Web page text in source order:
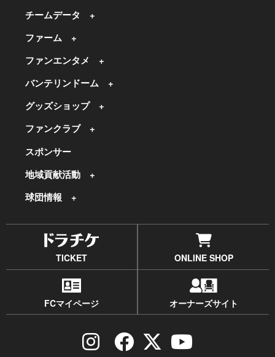
チームデータ
ファーム
ファンエンタメ
バンテリンドーム
グッズショップ
ファンクラブ
スポンサー
地域貢献活動
球団情報
TICKET ONLINE SHOP
FCマイページ オーナーズサイト